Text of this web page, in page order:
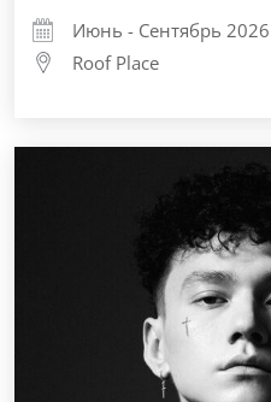
Июнь - Сентябрь 2026
Roof Place